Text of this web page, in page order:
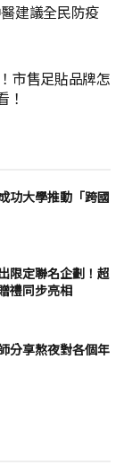
建議全民防疫
市售足貼品牌怎
！
功大學推動「跨國
限定聯名企劃！超
禮同步亮相
分享熬夜對各個年